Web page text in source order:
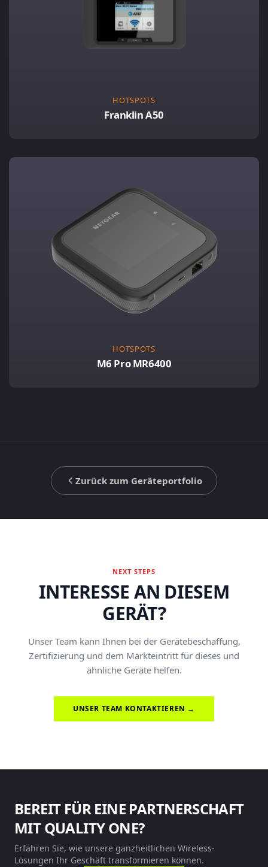
HOTSPOTS
Franklin A50
HOTSPOTS
M6 Pro MR6400
Zurück zum Geräteportfolio
NEXT STEPS
INTERESSE AN DIESEM
GERÄT?
Unser Team kann Ihnen bei der Gerätebeschaffung,
Zertifizierung und dem Markteintritt für dieses und
ähnliche Geräte helfen.
UNSER TEAM KONTAKTIEREN →
BEREIT FÜR EINE PARTNERSCHAFT
MIT QUALITY ONE?
Erfahren Sie, wie unsere ganzheitlichen Wireless-
Lösungen Ihr Geschäft transformieren können.